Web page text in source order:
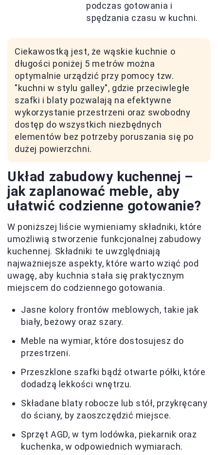
podczas gotowania i
spędzania czasu w kuchni.
Ciekawostką jest, że wąskie kuchnie o
długości poniżej 5 metrów można
optymalnie urządzić przy pomocy tzw.
"kuchni w stylu galley", gdzie przeciwległe
szafki i blaty pozwalają na efektywne
wykorzystanie przestrzeni oraz swobodny
dostęp do wszystkich niezbędnych
elementów bez potrzeby poruszania się po
dużej powierzchni.
Układ zabudowy kuchennej –
jak zaplanować meble, aby
ułatwić codzienne gotowanie?
W poniższej liście wymieniamy składniki, które
umożliwią stworzenie funkcjonalnej zabudowy
kuchennej. Składniki te uwzględniają
najważniejsze aspekty, które warto wziąć pod
uwagę, aby kuchnia stała się praktycznym
miejscem do codziennego gotowania.
Jasne kolory frontów meblowych, takie jak
biały, beżowy oraz szary.
Meble na wymiar, które dostosujesz do
przestrzeni.
Przeszklone szafki bądź otwarte półki, które
dodadzą lekkości wnętrzu.
Składane blaty robocze lub stół, przykręcany
do ściany, by zaoszczędzić miejsce.
Sprzęt AGD, w tym lodówka, piekarnik oraz
kuchenka, w odpowiednich wymiarach.